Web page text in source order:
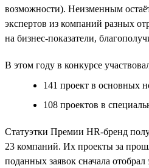
возможности). Неизменным
экспертов из компаний разных
на бизнес-показатели,
В этом году в конкурсе
141 проект в основных
108 проектов в
Статуэтки Премии HR-бренд
23 компаний. Их проекты за
поданных заявок сначала отобрал